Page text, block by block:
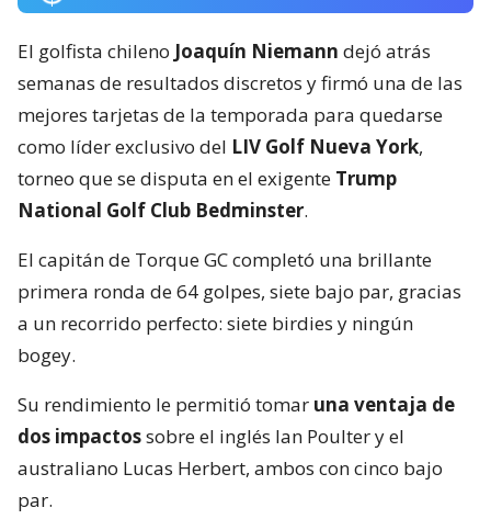
El golfista chileno Joaquín Niemann dejó atrás
semanas de resultados discretos y firmó una de las
mejores tarjetas de la temporada para quedarse
como líder exclusivo del LIV Golf Nueva York,
torneo que se disputa en el exigente Trump
National Golf Club Bedminster.
El capitán de Torque GC completó una brillante
primera ronda de 64 golpes, siete bajo par, gracias
a un recorrido perfecto: siete birdies y ningún
bogey.
Su rendimiento le permitió tomar una ventaja de
dos impactossobre el inglés Ian Poulter y el
australiano Lucas Herbert, ambos con cinco bajo
par.